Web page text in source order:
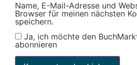
Name, E-Mail-Adresse und
Browser für meinen nächsten
speichern.
Ja, ich möchte den
abonnieren